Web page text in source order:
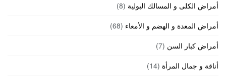
أمراض الكلى و المسالك البولية (8)
أمراض المعدة و الهضم و الأمعاء (68)
أمراض كبار السن (7)
أناقة و جمال المرأة (14)